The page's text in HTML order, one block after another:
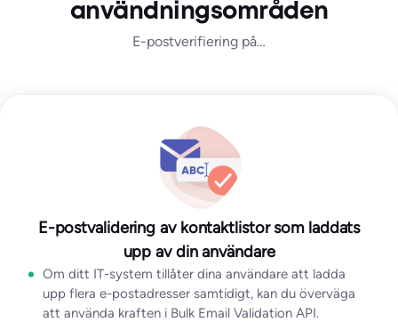
användningsområden
E-postverifiering på…
E-postvalidering av kontaktlistor som laddats
upp av din användare
Om ditt IT-system tillåter dina användare att ladda
upp flera e-postadresser samtidigt, kan du överväga
att använda kraften i Bulk Email Validation API.